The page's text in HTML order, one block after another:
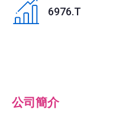
6976.T
公司簡介